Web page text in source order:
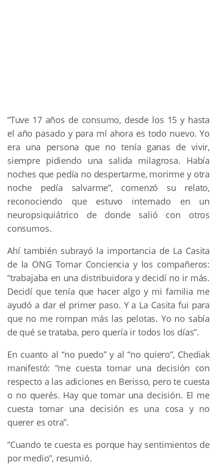
“Tuve 17 años de consumo, desde los 15 y hasta
el año pasado y para mí ahora es todo nuevo. Yo
era una persona que no tenía ganas de vivir,
siempre pidiendo una salida milagrosa. Había
noches que pedía no despertarme, morirme y otra
noche pedía salvarme”, comenzó su relato,
reconociendo que estuvo internado en un
neuropsiquiátrico de donde salió con otros
consumos.
Ahí también subrayó la importancia de La Casita
de la ONG Tomar Conciencia y los compañeros:
“trabajaba en una distribuidora y decidí no ir más.
Decidí que tenía que hacer algo y mi familia me
ayudó a dar el primer paso. Y a La Casita fui para
que no me rompan más las pelotas. Yo no sabía
de qué se trataba, pero quería ir todos los días”.
En cuanto al “no puedo” y al “no quiero”, Chediak
manifestó: “me cuesta tomar una decisión con
respecto a las adiciones en Berisso, pero te cuesta
o no querés. Hay que tomar una decisión. El me
cuesta tomar una decisión es una cosa y no
querer es otra”.
“Cuando te cuesta es porque hay sentimientos de
por medio”, resumió.